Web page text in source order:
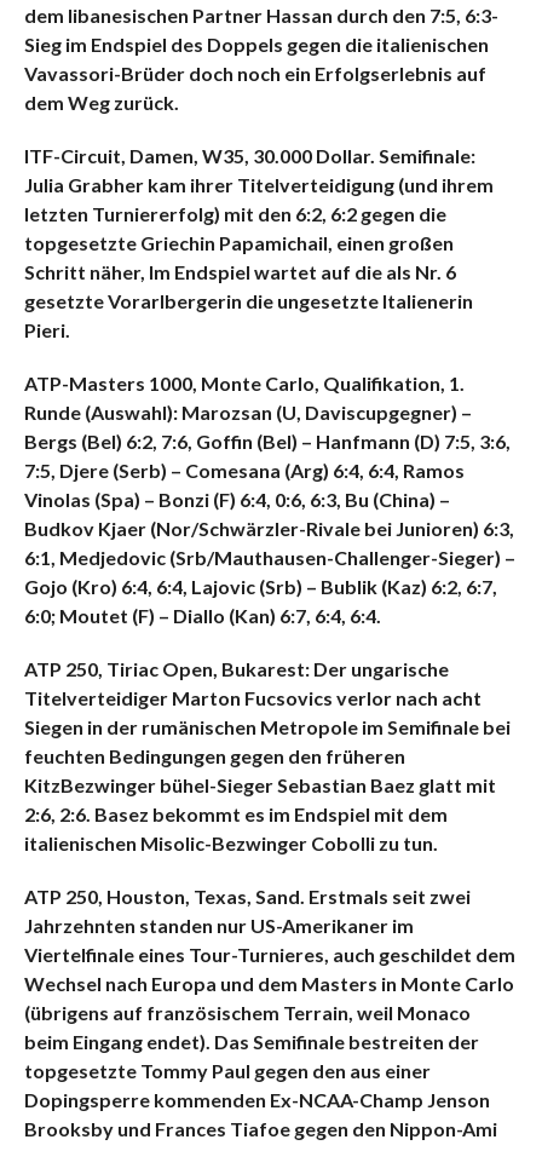
dem libanesischen Partner Hassan durch den 7:5, 6:3-
Sieg im Endspiel des Doppels gegen die italienischen
Vavassori-Brüder doch noch ein Erfolgserlebnis auf
dem Weg zurück.
ITF-Circuit, Damen, W35, 30.000 Dollar. Semifinale:
Julia Grabher kam ihrer Titelverteidigung (und ihrem
letzten Turniererfolg) mit den 6:2, 6:2 gegen die
topgesetzte Griechin Papamichail, einen großen
Schritt näher, Im Endspiel wartet auf die als Nr. 6
gesetzte Vorarlbergerin die ungesetzte Italienerin
Pieri.
ATP-Masters 1000, Monte Carlo, Qualifikation, 1.
Runde (Auswahl): Marozsan (U, Daviscupgegner) –
Bergs (Bel) 6:2, 7:6, Goffin (Bel) – Hanfmann (D) 7:5, 3:6,
7:5, Djere (Serb) – Comesana (Arg) 6:4, 6:4, Ramos
Vinolas (Spa) – Bonzi (F) 6:4, 0:6, 6:3, Bu (China) –
Budkov Kjaer (Nor/Schwärzler-Rivale bei Junioren) 6:3,
6:1, Medjedovic (Srb/Mauthausen-Challenger-Sieger) –
Gojo (Kro) 6:4, 6:4, Lajovic (Srb) – Bublik (Kaz) 6:2, 6:7,
6:0; Moutet (F) – Diallo (Kan) 6:7, 6:4, 6:4.
ATP 250, Tiriac Open, Bukarest: Der ungarische
Titelverteidiger Marton Fucsovics verlor nach acht
Siegen in der rumänischen Metropole im Semifinale bei
feuchten Bedingungen gegen den früheren
KitzBezwinger bühel-Sieger Sebastian Baez glatt mit
2:6, 2:6. Basez bekommt es im Endspiel mit dem
italienischen Misolic-Bezwinger Cobolli zu tun.
ATP 250, Houston, Texas, Sand. Erstmals seit zwei
Jahrzehnten standen nur US-Amerikaner im
Viertelfinale eines Tour-Turnieres, auch geschildet dem
Wechsel nach Europa und dem Masters in Monte Carlo
(übrigens auf französischem Terrain, weil Monaco
beim Eingang endet). Das Semifinale bestreiten der
topgesetzte Tommy Paul gegen den aus einer
Dopingsperre kommenden Ex-NCAA-Champ Jenson
Brooksby und Frances Tiafoe gegen den Nippon-Ami